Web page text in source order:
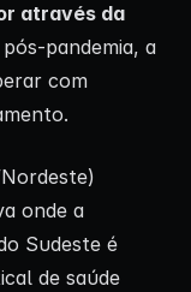
através da
pandemia, a
com
onde a
Sudeste é
de saúde